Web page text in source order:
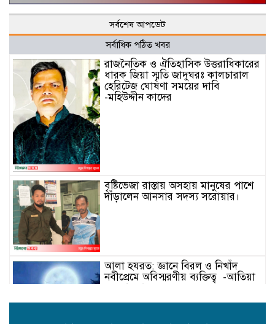
সর্বশেষ আপডেট
সর্বাধিক পঠিত খবর
রাজনৈতিক ও ঐতিহাসিক উত্তরাধিকারের
ধারক জিয়া স্মৃতি জাদুঘরঃ কালচারাল
হেরিটেজ ঘোষণা সময়ের দাবি
-মহিউদ্দীন কাদের
বৃষ্টিভেজা রাস্তায় অসহায় মানুষের পাশে
দাঁড়ালেন আনসার সদস্য সরোয়ার।
আলা হযরত: জ্ঞানে বিরল ও নিখাঁদ
নবীপ্রেমে অবিস্মরণীয় ব্যক্তিত্ব -আতিয়া
নুর আফরা